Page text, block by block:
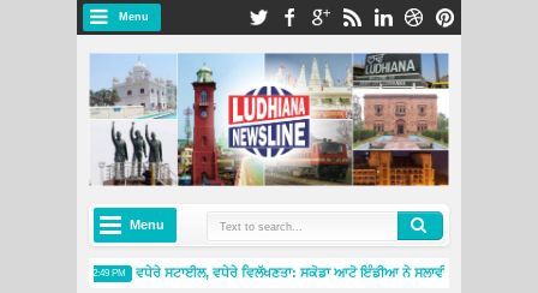
Menu
Menu
2:49 PM
ਵਧੇਰੇ ਸਟਾਈਲ, ਵਧੇਰੇ ਵਿਲੱਖਣਤਾ: ਸਕੋਡਾ ਆਟੋ ਇੰਡੀਆ ਨੇ ਸਲਾਵੀਆ ਮੋਂਟੇ ਕਾਰਲੋ ਦੀ